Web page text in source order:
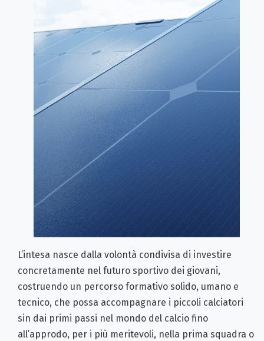
L’intesa nasce dalla volontà condivisa di investire
concretamente nel futuro sportivo dei giovani,
costruendo un percorso formativo solido, umano e
tecnico, che possa accompagnare i piccoli calciatori
sin dai primi passi nel mondo del calcio fino
all’approdo, per i più meritevoli, nella prima squadra o